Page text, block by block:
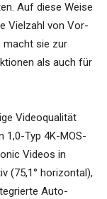
Auf diese Weise
Vielzahl von Vor-
macht sie zur
als auch für
Videoqualität
Typ 4K-MOS-
Videos in
(75,1° horizontal),
Auto-